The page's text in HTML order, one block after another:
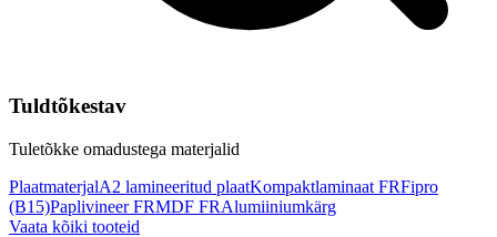
Tuldtõkestav
Tuletõkke omadustega materjalid
PlaatmaterjalA2 lamineeritud plaatKompaktlaminaat FRFipro
(B15)Paplivineer FRMDF FRAlumiiniumkärg
Vaata kõiki tooteid